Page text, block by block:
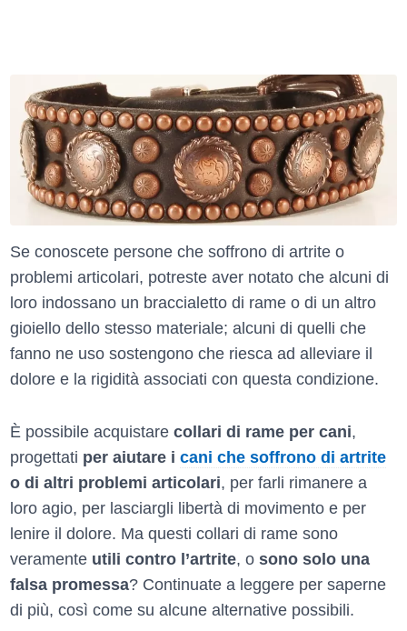
Se conoscete persone che soffrono di artrite o
problemi articolari, potreste aver notato che alcuni di
loro indossano un braccialetto di rame o di un altro
gioiello dello stesso materiale; alcuni di quelli che
fanno ne uso sostengono che riesca ad alleviare il
dolore e la rigidità associati con questa condizione.
È possibile acquistare collari di rame per cani,
progettati per aiutare i cani che soffrono di artrite
o di altri problemi articolari, per farli rimanere a
loro agio, per lasciargli libertà di movimento e per
lenire il dolore. Ma questi collari di rame sono
veramente utili contro l’artrite, o sono solo una
falsa promessa? Continuate a leggere per saperne
di più, così come su alcune alternative possibili.